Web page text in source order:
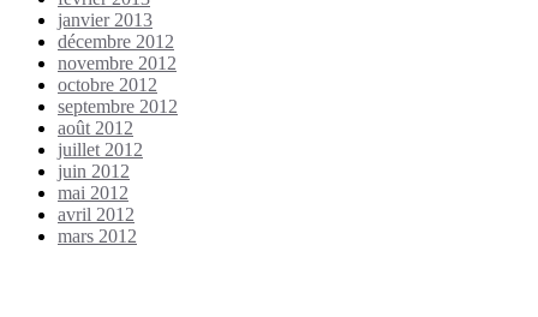
janvier 2013
décembre 2012
novembre 2012
octobre 2012
septembre 2012
août 2012
juillet 2012
juin 2012
mai 2012
avril 2012
mars 2012